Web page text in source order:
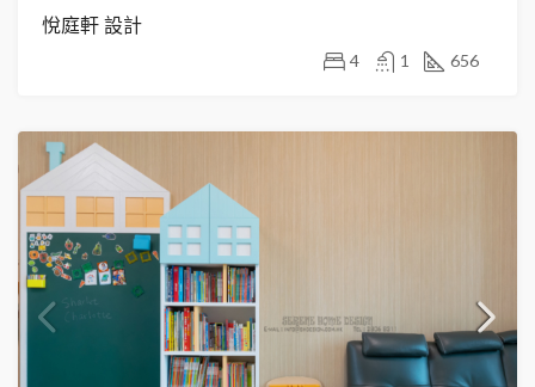
悅庭軒 設計
4 1 656